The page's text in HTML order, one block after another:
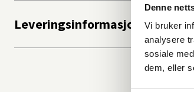
Denne
Vi bruker
analysere
sosiale
dem, eller
Leveringsinformasjon